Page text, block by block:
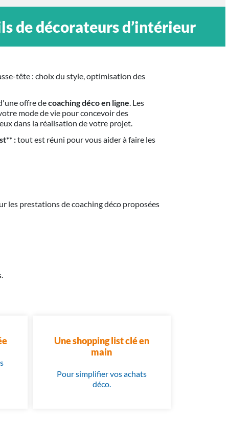
de décorateurs d’intérieur
tête : choix du style, optimisation des
offre decoaching déco en ligne. Les
mode de vie pour concevoir des
dans la réalisation de votre projet.
:tout est réuni pour vous aider à faire les
les prestations de coaching déco proposées
Une shopping list clé en
main
Pour simplifier vos achats
déco.